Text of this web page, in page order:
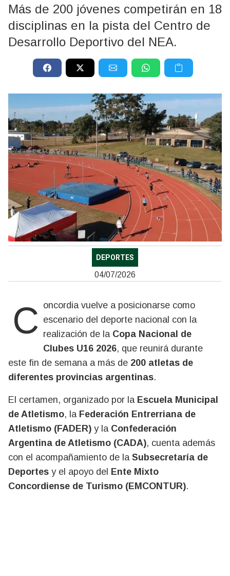
Más de 200 jóvenes competirán en 18
disciplinas en la pista del Centro de
Desarrollo Deportivo del NEA.
DEPORTES
04/07/2026
Concordia vuelve a posicionarse como escenario del deporte nacional con la
realización de la Copa Nacional de
Clubes U16 2026, que reunirá durante
este fin de semana a más de 200 atletas de
diferentes provincias argentinas.
El certamen, organizado por la Escuela Municipal
de Atletismo, la Federación Entrerriana de
Atletismo (FADER) y la Confederación
Argentina de Atletismo (CADA), cuenta además
con el acompañamiento de la Subsecretaría de
Deportes y el apoyo del Ente Mixto
Concordiense de Turismo (EMCONTUR).